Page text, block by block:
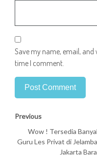
Save my name, email,
time I comment.
Previous
Wow ! Tersedia
Guru Les Privat di
Jakarta